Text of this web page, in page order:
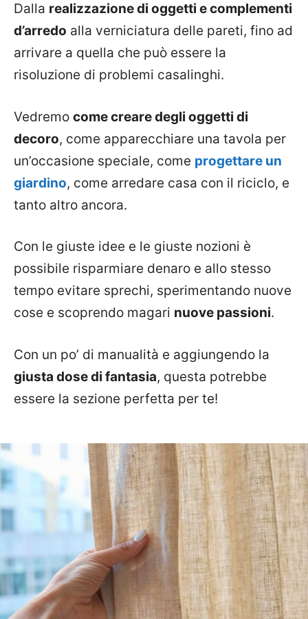
Dalla realizzazione di oggetti e complementi
d’arredo alla verniciatura delle pareti, fino ad
arrivare a quella che può essere la
risoluzione di problemi casalinghi.
Vedremo come creare degli oggetti di
decoro, come apparecchiare una tavola per
un’occasione speciale, come progettare un
giardino, come arredare casa con il riciclo, e
tanto altro ancora.
Con le giuste idee e le giuste nozioni è
possibile risparmiare denaro e allo stesso
tempo evitare sprechi, sperimentando nuove
cose e scoprendo magari nuove passioni.
Con un po’ di manualità e aggiungendo la
giusta dose di fantasia, questa potrebbe
essere la sezione perfetta per te!